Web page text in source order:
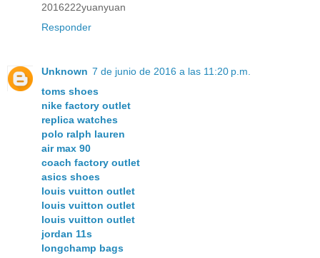
2016222yuanyuan
Responder
Unknown 7 de junio de 2016 a las 11:20 p.m.
toms shoes
nike factory outlet
replica watches
polo ralph lauren
air max 90
coach factory outlet
asics shoes
louis vuitton outlet
louis vuitton outlet
louis vuitton outlet
jordan 11s
longchamp bags